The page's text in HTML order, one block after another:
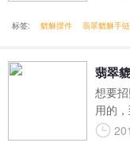
标签: 貔貅摆件 翡翠貔貅手链
翡翠
想要
用的
手串